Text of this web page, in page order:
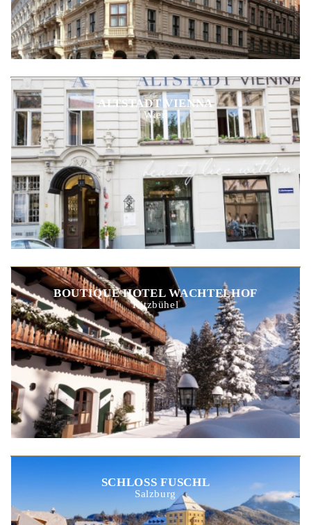
ALTSTADT VIENNA
Wien
BOUTIQUE HOTEL WACHTELHOF
Kitzbühel
SCHLOSS FUSCHL
Salzburg